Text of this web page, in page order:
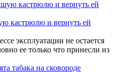
кастрюлю и вернуть ей
эксплуатации не остается
ее только что принесли из